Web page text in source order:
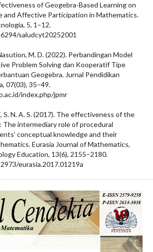
of Geogebra-Based Learning on
and Affective Participation in Mathematics.
5, 1–12.
saludcyt20252001
M. D. (2022). Perbandingan Model
Problem Solving dan Kooperatif Tipe
Geogebra. Jurnal Pendidikan
07(03), 35–49.
index.php/jpmr
S. N. A. S. (2017). The effectiveness of the
intermediary role of procedural
conceptual knowledge and their
Eurasia Journal of Mathematics,
Education, 13(6), 2155–2180.
eurasia.2017.01219a